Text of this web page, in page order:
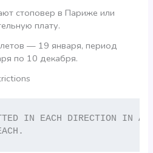
стоповер в Париже или
плату.
— 19 января, период
по 10 декабря.
IN EACH DIRECTION IN